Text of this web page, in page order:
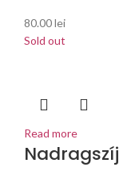
80.00lei
Sold out
Read more
Nadragszíj